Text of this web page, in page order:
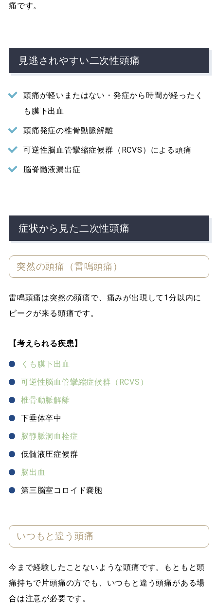
痛です。
見逃されやすい二次性頭痛
頭痛が軽いまたはない・発症から時間が経ったく
も膜下出血
頭痛発症の椎骨動脈解離
可逆性脳血管攣縮症候群（RCVS）による頭痛
脳脊髄液漏出症
症状から見た二次性頭痛
突然の頭痛（雷鳴頭痛）
雷鳴頭痛は突然の頭痛で、痛みが出現して1分以内に
ピークが来る頭痛です。
【考えられる疾患】
くも膜下出血
可逆性脳血管攣縮症候群（RCVS）
椎骨動脈解離
下垂体卒中
脳静脈洞血栓症
低髄液圧症候群
脳出血
第三脳室コロイド嚢胞
いつもと違う頭痛
今まで経験したことないような頭痛です。もともと頭
痛持ちで片頭痛の方でも、いつもと違う頭痛がある場
合は注意が必要です。